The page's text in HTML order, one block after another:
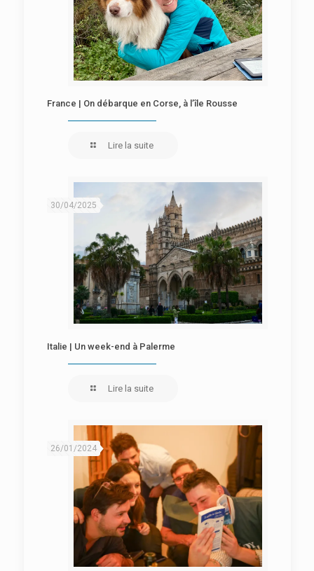
France | On débarque en Corse, à l’île Rousse
Lire la suite
30/04/2025
Italie | Un week-end à Palerme
Lire la suite
26/01/2024